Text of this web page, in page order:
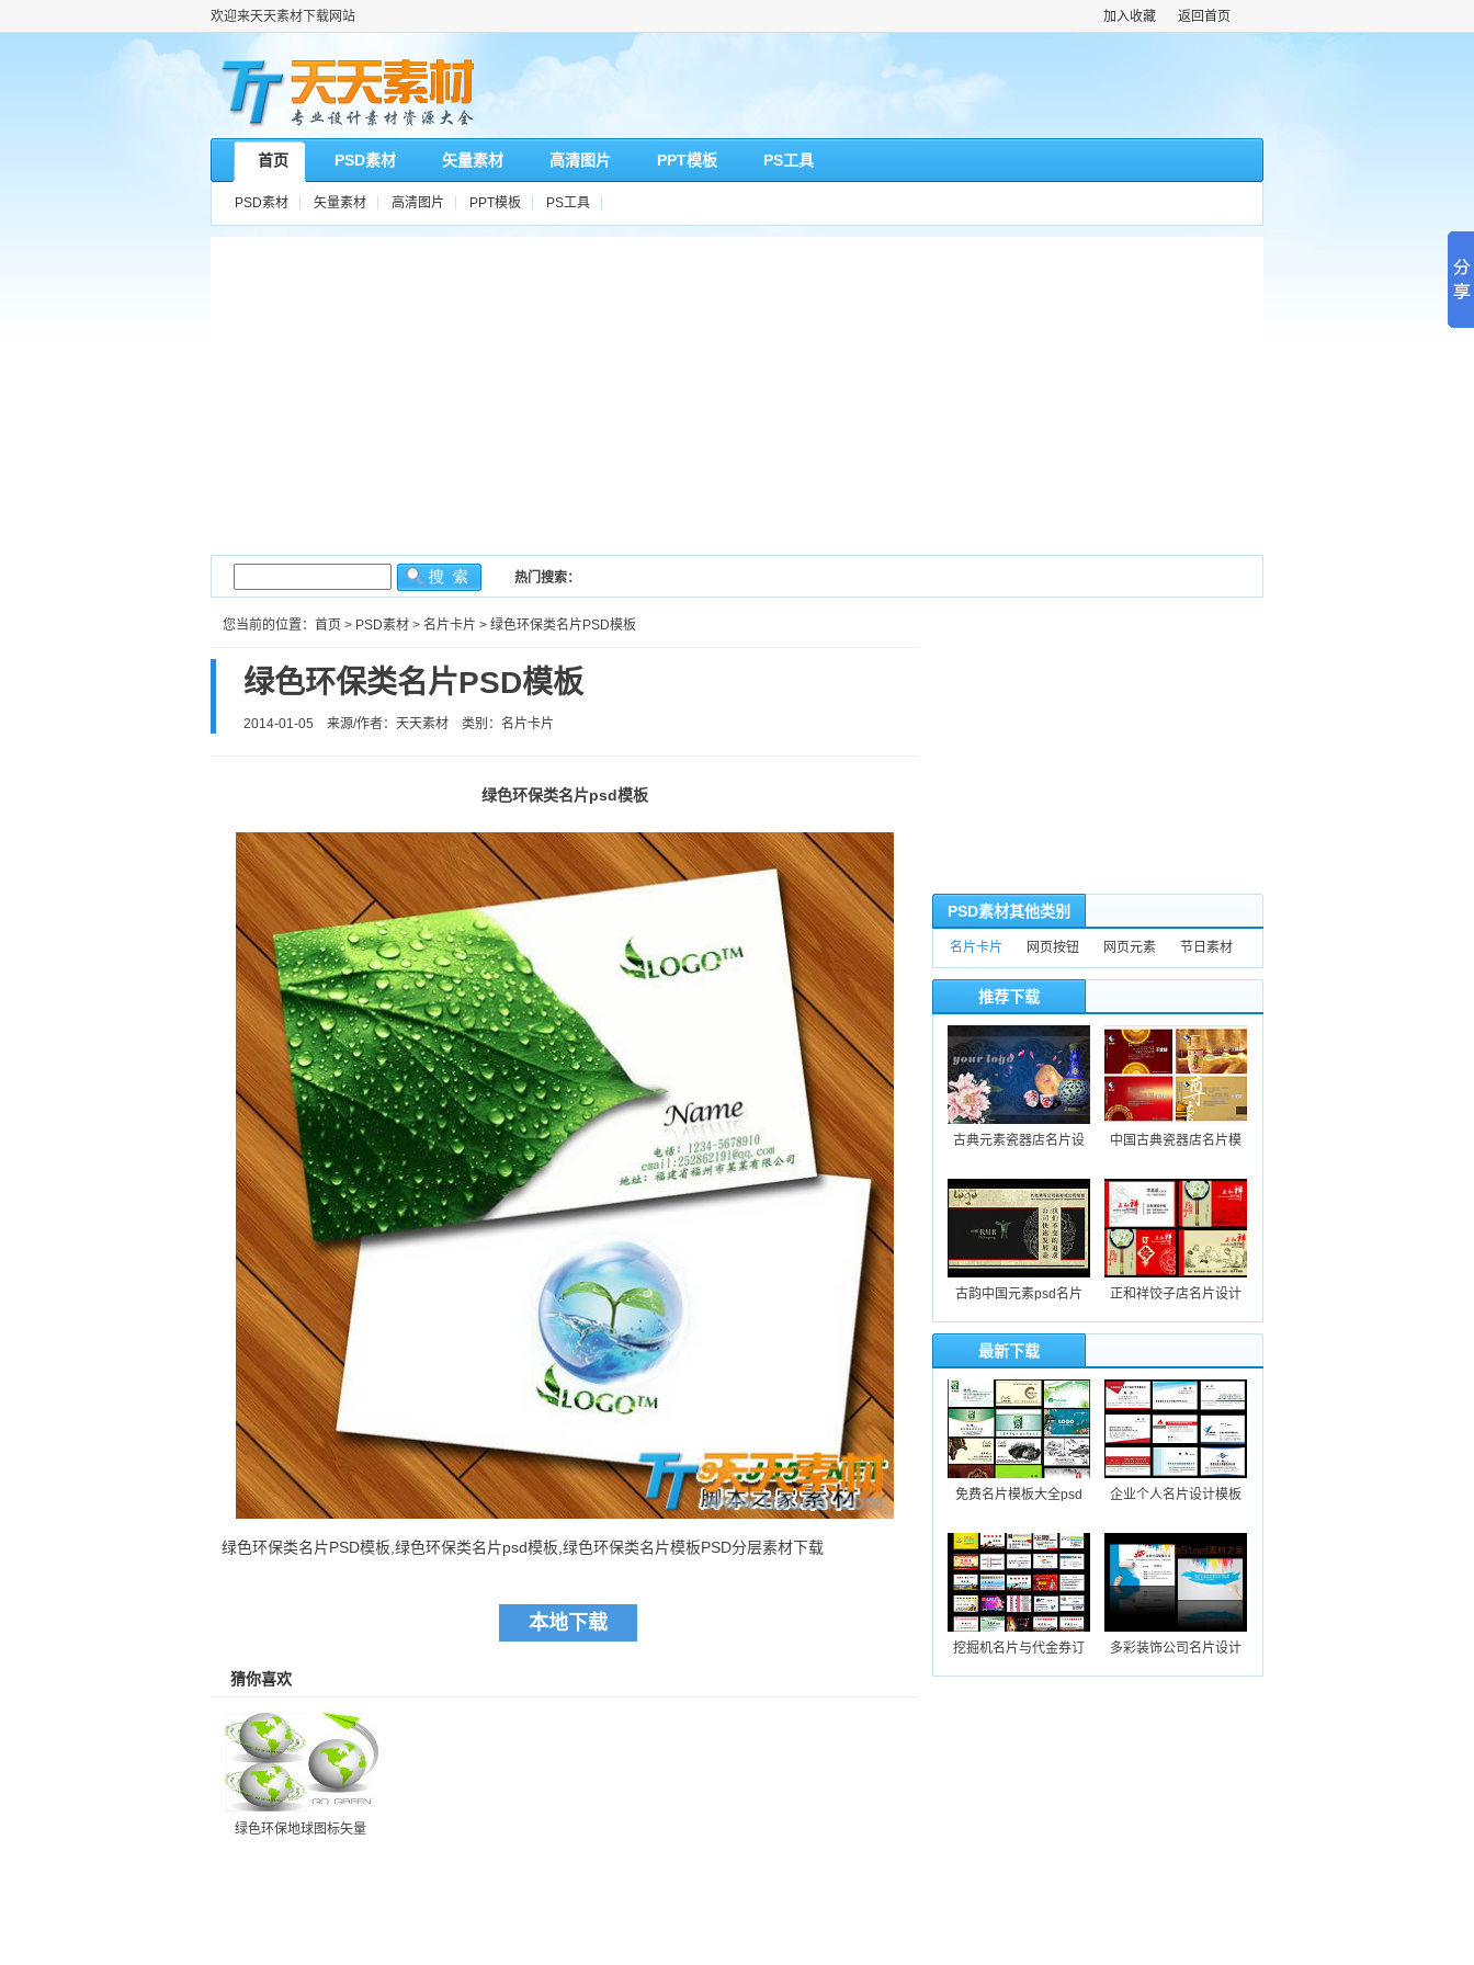
欢迎来天天素材下载网站 返回首页
加入收藏
首页 PSD素材 矢量素材 高清图片 PPT模板 PS工具
PSD素材 矢量素材 高清图片 PPT模板 PS工具
热门搜索：
您当前的位置： 首页 > PSD素材 > 名片卡片 > 绿色环保类名片PSD模板
绿色环保类名片PSD模板
2014-01-05 来源/作者：天天素材 类别： 名片卡片
绿色环保类名片psd模板
绿色环保类名片PSD模板,绿色环保类名片psd模板,绿色环保类名片模板PSD分层素材下载
本地下载
猜你喜欢
绿色环保地球图标矢量
PSD素材其他类别
名片卡片 网页按钮 网页元素 节日素材
推荐下载
古典元素瓷器店名片设 中国古典瓷器店名片模
古韵中国元素psd名片 正和祥饺子店名片设计
最新下载
免费名片模板大全psd 企业个人名片设计模板
挖掘机名片与代金券订 多彩装饰公司名片设计